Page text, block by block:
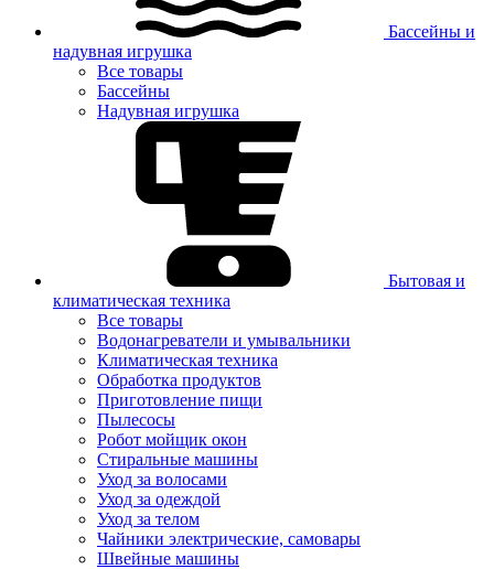
Бассейны и
надувная игрушка
Все товары
Бассейны
Надувная игрушка
Бытовая и
климатическая техника
Все товары
Водонагреватели и умывальники
Климатическая техника
Обработка продуктов
Приготовление пищи
Пылесосы
Робот мойщик окон
Стиральные машины
Уход за волосами
Уход за одеждой
Уход за телом
Чайники электрические, самовары
Швейные машины